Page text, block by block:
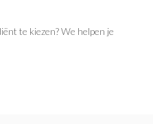
te kiezen? We helpen je